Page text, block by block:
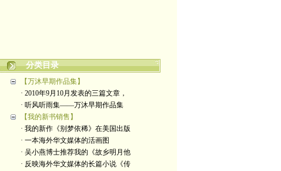
分类目录
【万沐早期作品集】
· 2010年9月10月发表的三篇文章，
· 听风听雨集——万沐早期作品集
【我的新书销售】
· 我的新作《别梦依稀》在美国出版
· 一本海外华文媒体的活画图
· 吴小燕博士推荐我的《故乡明月他
· 反映海外华文媒体的长篇小说《传